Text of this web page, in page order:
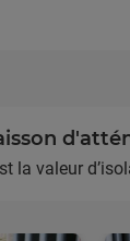
la valeur